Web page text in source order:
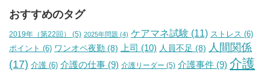
おすすめのタグ
2019年（第22回） (5) 2025年問題 (4) ケアマネ試験 (11) ストレス (6)
ポイント (6) ワンオペ夜勤 (8) 上司 (10) 人員不足 (8) 人間関係
(17) 介護 (6) 介護の仕事 (9) 介護リーダー (5) 介護事件 (9) 介護